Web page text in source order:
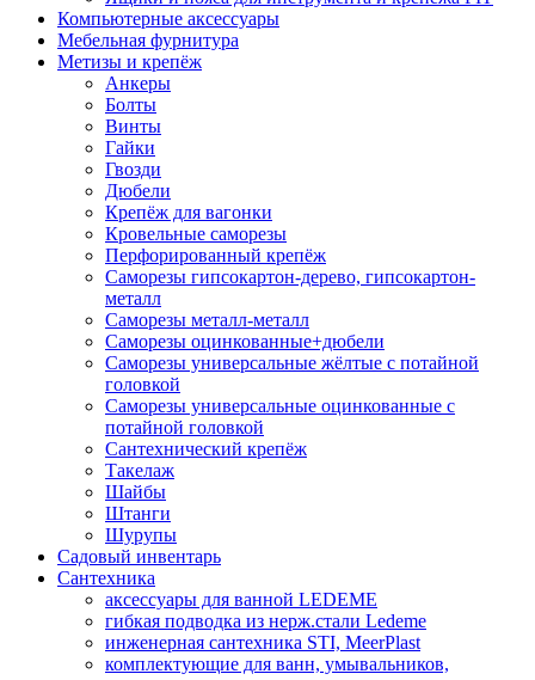
Компьютерные аксессуары
Мебельная фурнитура
Метизы и крепёж
Анкеры
Болты
Винты
Гайки
Гвозди
Дюбели
Крепёж для вагонки
Кровельные саморезы
Перфорированный крепёж
Саморезы гипсокартон-дерево, гипсокартон-
металл
Саморезы металл-металл
Саморезы оцинкованные+дюбели
Саморезы универсальные жёлтые с потайной
головкой
Саморезы универсальные оцинкованные с
потайной головкой
Сантехнический крепёж
Такелаж
Шайбы
Штанги
Шурупы
Садовый инвентарь
Сантехника
аксессуары для ванной LEDEME
гибкая подводка из нерж.стали Ledeme
инженерная сантехника STI, MeerPlast
комплектующие для ванн, умывальников,